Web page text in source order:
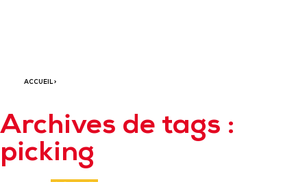
ACCUEIL>
Archives de tags :
picking